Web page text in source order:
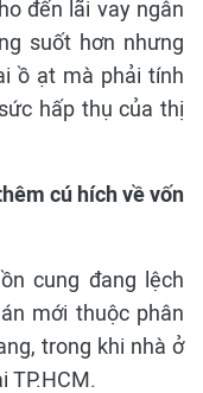
đến lãi vay ngân
suốt hơn nhưng
ồ ạt mà phải tính
hấp thụ của thị
cú hích về vốn
cung đang lệch
mới thuộc phân
trong khi nhà ở
TP.HCM.